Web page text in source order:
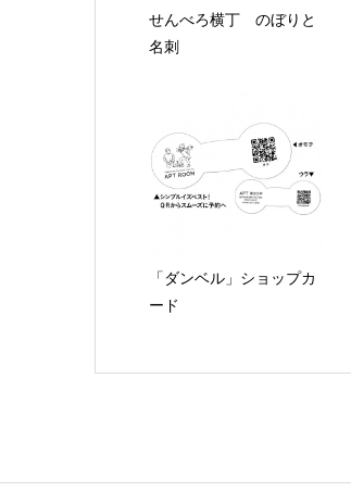
せんべろ横丁 のぼりと
名刺
「ダンベル」ショップカ
ード